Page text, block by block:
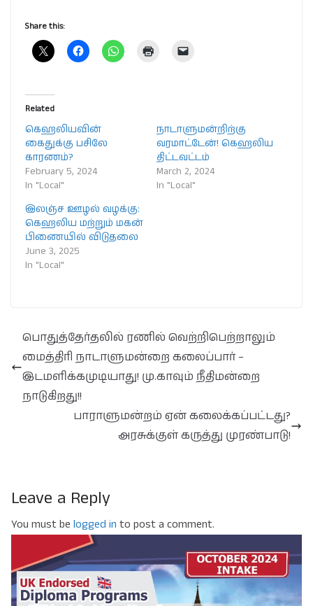
Share this:
Related
கெஹலியவின்
கைதுக்கு பசிலே
காரணம்?
February 5, 2024
In "Local"
நாடாளுமன்றிற்கு
வரமாட்டேன்! கெஹலிய
திட்டவட்டம்
March 2, 2024
In "Local"
இலஞ்ச ஊழல் வழக்கு:
கெஹலிய மற்றும் மகன்
பிணையில் விடுதலை
June 3, 2025
In "Local"
பொதுத்தேர்தலில் ரணில் வெற்றிபெற்றாலும்
மைத்திரி நாடாளுமன்றை கலைப்பார் –
இடமளிக்கமுடியாது! மு.காவும் நீதிமன்றை
நாடுகிறது!!
பாராளுமன்றம் ஏன் கலைக்கப்பட்டது?
அரசுக்குள் கருத்து முரண்பாடு!
Leave a Reply
You must be logged in to post a comment.